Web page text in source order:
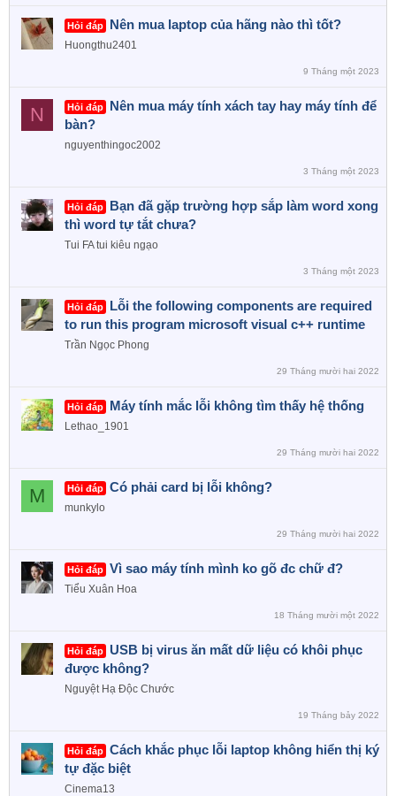
Hỏi đáp Nên mua laptop của hãng nào thì tốt?
Huongthu2401
9 Tháng một 2023
N Hỏi đáp
Nên mua máy tính xách tay hay máy tính để
bàn?
nguyenthingoc2002
3 Tháng một 2023
Hỏi đáp
Bạn đã gặp trường hợp sắp làm word xong
thì word tự tắt chưa?
Tui FA tui kiêu ngạo
3 Tháng một 2023
Hỏi đáp
Lỗi the following components are required
to run this program microsoft visual c++ runtime
Trần Ngọc Phong
29 Tháng mười hai 2022
Hỏi đáp Máy tính mắc lỗi không tìm thấy hệ thống
Lethao_1901
29 Tháng mười hai 2022
M Hỏi đáp Có phải card bị lỗi không?
munkylo
29 Tháng mười hai 2022
Hỏi đáp Vì sao máy tính mình ko gõ đc chữ đ?
Tiểu Xuân Hoa
18 Tháng mười một 2022
Hỏi đáp
USB bị virus ăn mất dữ liệu có khôi phục
được không?
Nguyệt Hạ Độc Chước
19 Tháng bảy 2022
Hỏi đáp Cách khắc phục lỗi laptop không hiển thị ký
tự đặc biệt
Cinema13